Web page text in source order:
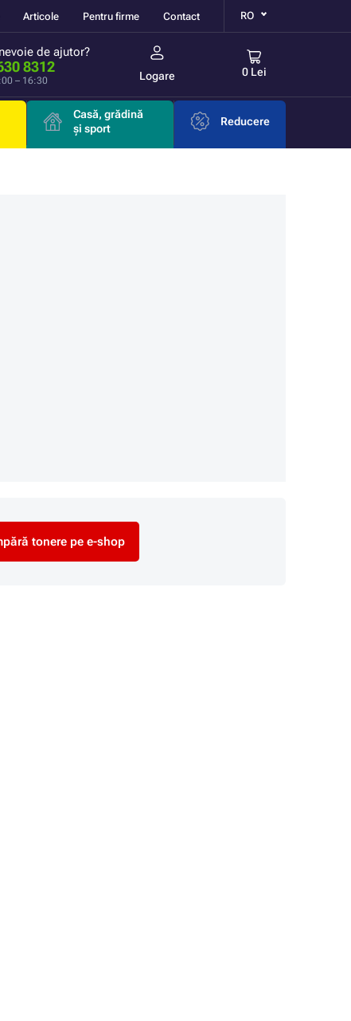
Articole Pentru firme Contact RO
de ajutor?
8312
– 16:30 Logare 0 Lei
Casă, grădină
și sport
Reducere
tonere pe e-shop